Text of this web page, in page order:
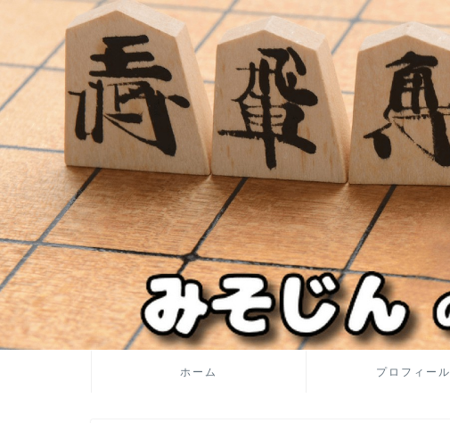
ホーム プロフィール